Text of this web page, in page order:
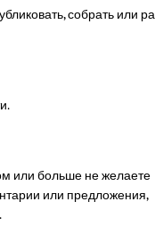
собрать или
или больше не желаете
или предложения,